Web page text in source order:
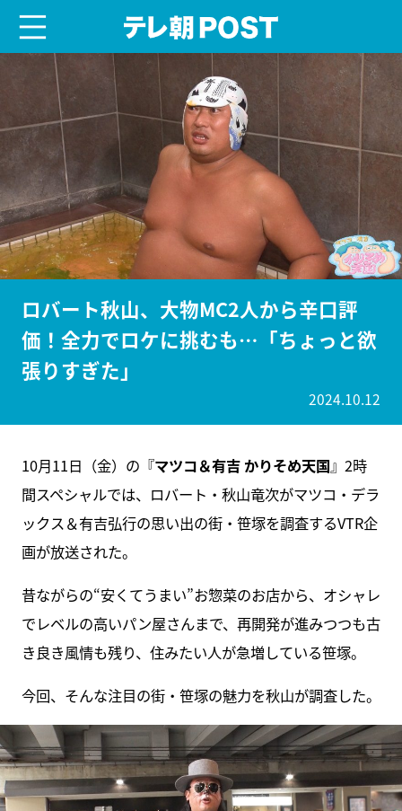
ロバート秋山、大物MC2人から辛口評
価！全力でロケに挑むも…「ちょっと欲
張りすぎた」
2024.10.12
10月11日（金）の『マツコ＆有吉 かりそめ天国』2時
間スペシャルでは、ロバート・秋山竜次がマツコ・デラ
ックス＆有吉弘行の思い出の街・笹塚を調査するVTR企
画が放送された。
昔ながらの“安くてうまい”お惣菜のお店から、オシャレ
でレベルの高いパン屋さんまで、再開発が進みつつも古
き良き風情も残り、住みたい人が急増している笹塚。
今回、そんな注目の街・笹塚の魅力を秋山が調査した。